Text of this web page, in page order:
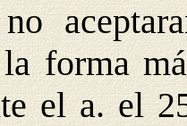
forma
el a. el